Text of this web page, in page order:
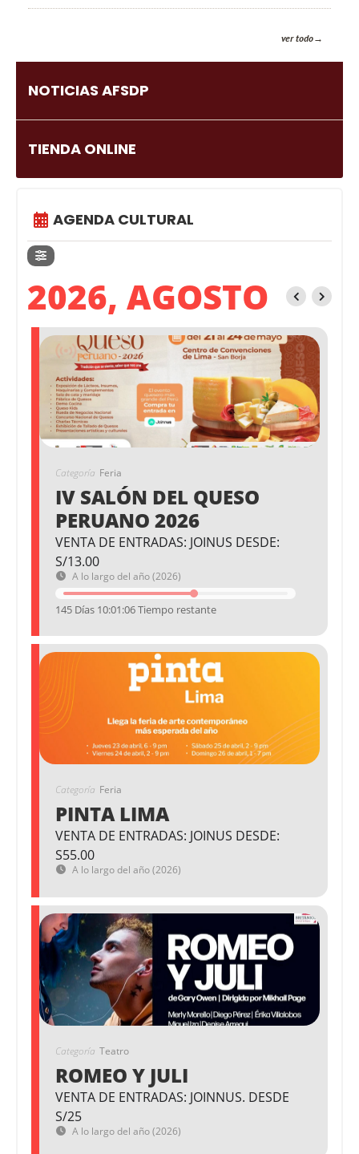
ver todo
NOTICIAS AFSDP
TIENDA ONLINE
AGENDA CULTURAL
2026, AGOSTO
Categoría Feria
IV SALÓN DEL QUESO
PERUANO 2026
VENTA DE ENTRADAS: JOINUS DESDE:
S/13.00
A lo largo del año (2026)
145 Días 10:01:06 Tiempo restante
Categoría Feria
PINTA LIMA
VENTA DE ENTRADAS: JOINUS DESDE:
S55.00
A lo largo del año (2026)
Categoría Teatro
ROMEO Y JULI
VENTA DE ENTRADAS: JOINNUS. DESDE
S/25
A lo largo del año (2026)